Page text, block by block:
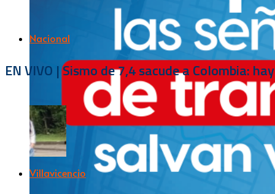
Nacional
EN VIVO | Sismo de 7,4 sacude a Colombia:
Villavicencio